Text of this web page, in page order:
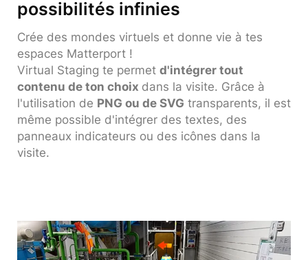
possibilités infinies
Crée des mondes virtuels et donne vie à tes
espaces Matterport !
Virtual Staging te permet d'intégrer tout
contenu de ton choix dans la visite. Grâce à
l'utilisation de PNG ou de SVG transparents, il est
même possible d'intégrer des textes, des
panneaux indicateurs ou des icônes dans la
visite.